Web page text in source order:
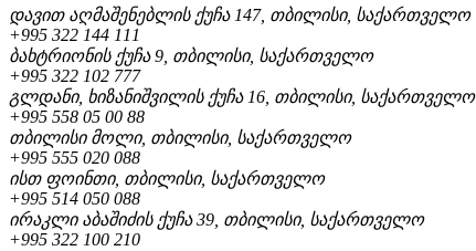
დავით აღმაშენებლის ქუჩა 147, თბილისი, საქართველო
+995 322 144 111
ბახტრიონის ქუჩა 9, თბილისი, საქართველო
+995 322 102 777
გლდანი, ხიზანიშვილის ქუჩა 16, თბილისი, საქართველო
+995 558 05 00 88
თბილისი მოლი, თბილისი, საქართველო
+995 555 020 088
ისთ ფოინთი, თბილისი, საქართველო
+995 514 050 088
ირაკლი აბაშიძის ქუჩა 39, თბილისი, საქართველო
+995 322 100 210